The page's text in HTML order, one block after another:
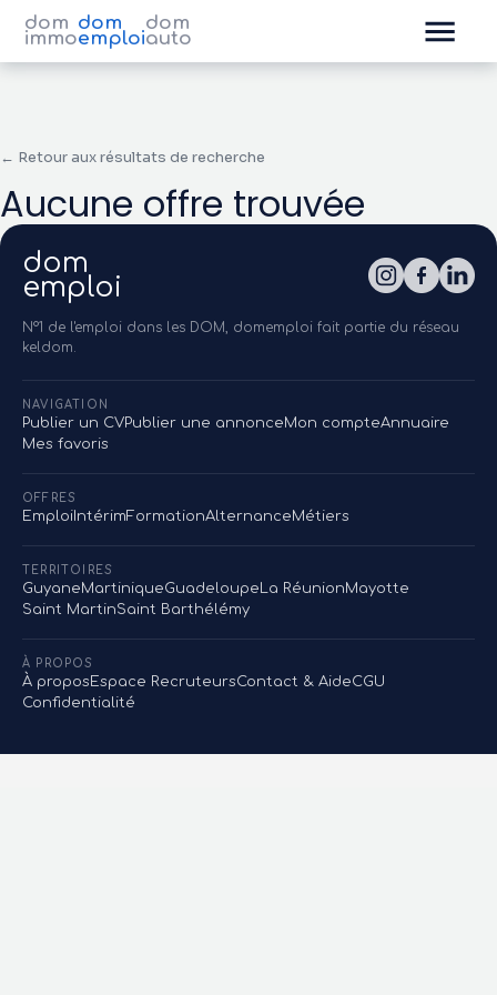
dom
immo
dom
emploi
dom
auto
← Retour aux résultats de recherche
Aucune offre trouvée
dom
emploi
N°1 de l'emploi dans les DOM, domemploi fait partie du réseau
keldom.
NAVIGATION
Publier un CVPublier une annonceMon compteAnnuaire
Mes favoris
OFFRES
EmploiIntérimFormationAlternanceMétiers
TERRITOIRES
GuyaneMartiniqueGuadeloupe La RéunionMayotte
Saint MartinSaint Barthélémy
À PROPOS
À propos Espace RecruteursContact & AideCGU
Confidentialité